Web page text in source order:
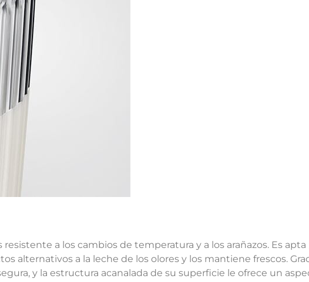
a los cambios de temperatura y a los arañazos. Es apta
alternativos a la leche de los olores y los mantiene frescos.
y la estructura acanalada de su superficie le ofrece un